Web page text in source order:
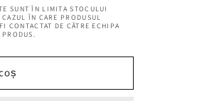
SUNT ÎN LIMITA STOCULUI
ÎN CARE PRODUSUL
CONTACTAT DE CĂTRE ECHIPA